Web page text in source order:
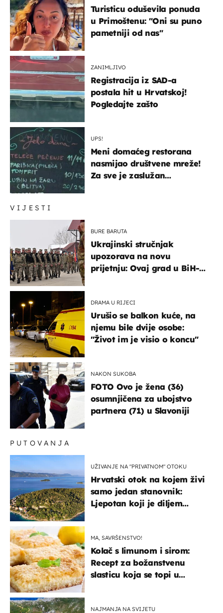
VIJESTI
BURE BARUTA
Ukrajinski stručnjak
upozorava na novu
prijetnju: Ovaj grad u BiH-u
DRAMA U RIJECI
Urušio se balkon kuće, na
njemu bile dvije osobe:
"Život im je visio o koncu"
NAKON SUKOBA
FOTO Ovo je žena (36)
osumnjičena za ubojstvo
partnera (71) u Slavoniji
Turisticu oduševila ponuda
u Primoštenu: "Oni su puno
pametniji od nas"
ZANIMLJIVO
Registracija iz SAD-a
postala hit u Hrvatskoj!
Pogledajte zašto
UPS!
Meni domaćeg restorana
nasmijao društvene mreže!
Za sve je zaslužan
PUTOVANJA
UŽIVANJE NA "PRIVATNOM" OTOKU
Hrvatski otok na kojem živi
samo jedan stanovnik:
Ljepotan koji je diljem
MA, SAVRŠENSTVO!
Kolač s limunom i sirom:
Recept za božanstvenu
slasticu koja se topi u
NAJMANJA NA SVIJETU